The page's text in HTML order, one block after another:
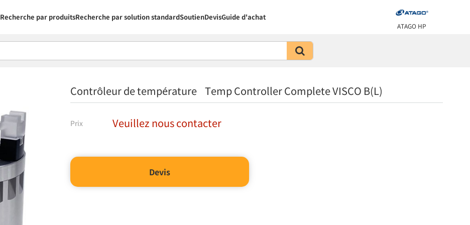
Recherche par produitsRecherche par solution standardSoutienDevisGuide d'achat
ATAGO HP
Contrôleur de température Temp Controller Complete VISCO B(L)
Prix Veuillez nous contacter
Devis